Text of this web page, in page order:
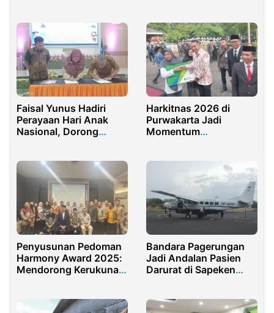
Faisal Yunus Hadiri
Perayaan Hari Anak
Nasional, Dorong
Harkitnas 2026 di
Purwakarta Jadi
Momentum
Lindungi Warga Sekitar
Penyusunan Pedoman
Harmony Award 2025:
Mendorong Kerukunan
Bandara Pagerungan
Jadi Andalan Pasien
Darurat di Sapeken